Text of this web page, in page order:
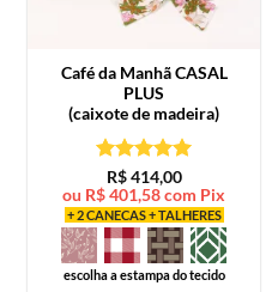
Café da ManhãCASAL
PLUS
(caixote de madeira)
Avaliação5
de 5
R$414,00
ou R$401,58com Pix
+ 2 CANECAS + TALHERES
escolha a estampa do tecido